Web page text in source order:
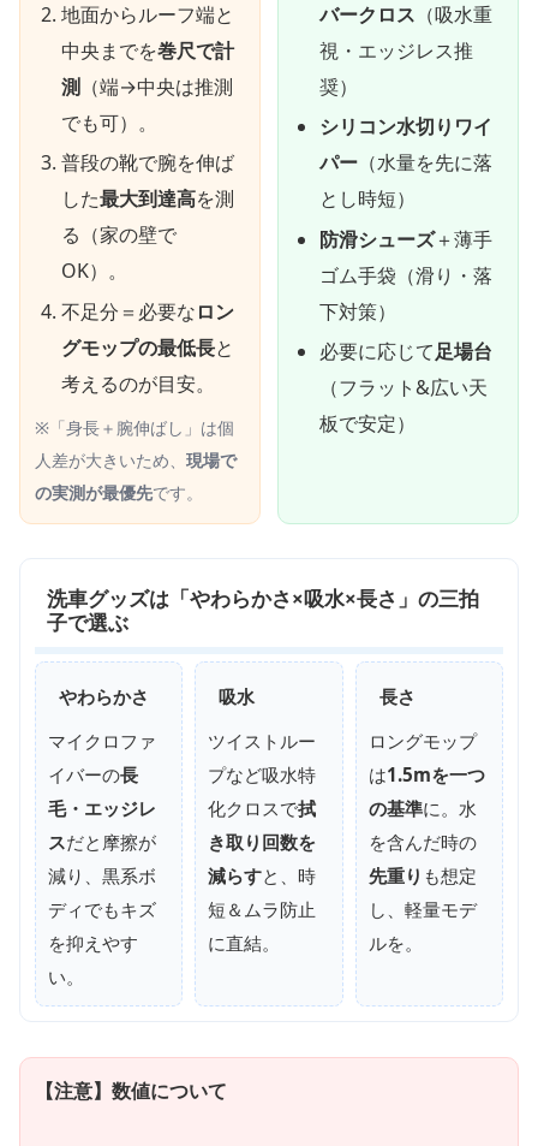
地面からルーフ端と
中央までを巻尺で計
測 （端→中央は推測
でも可）。
普段の靴で腕を伸ば
した最大到達高を測
る（家の壁で
OK）。
不足分＝必要なロン
グモップの最低長と
考えるのが目安。
※「身長＋腕伸ばし」は個
人差が大きいため、 現場で
の実測が最優先です。
バークロス （吸水重
視・エッジレス推
奨）
シリコン水切りワイ
パー （水量を先に落
とし時短）
防滑シューズ＋薄手
ゴム手袋（滑り・落
下対策）
必要に応じて足場台
（フラット&広い天
板で安定）
洗車グッズは「やわらかさ×吸水×長さ」の三拍
子で選ぶ
やわらかさ
マイクロファ
イバーの長
毛・エッジレ
スだと摩擦が
減り、黒系ボ
ディでもキズ
を抑えやす
い。
吸水
ツイストルー
プなど吸水特
化クロスで拭
き取り回数を
減らすと、時
短＆ムラ防止
に直結。
長さ
ロングモップ
は1.5mを一つ
の基準に。水
を含んだ時の
先重り も想定
し、軽量モデ
ルを。
【注意】数値について